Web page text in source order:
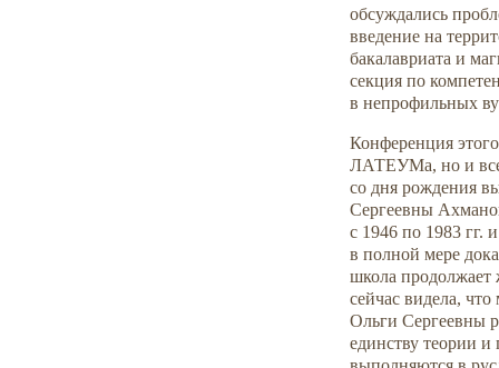
обсуждались
введение на
бакалавриата и
секция по
в непрофильных
Конференция
ЛАТЕУМа, но и
со дня рождения
Сергеевны
с 1946 по 1983
в полной мере
школа продолжает
сейчас видела,
Ольги Сергеевны
единству теории